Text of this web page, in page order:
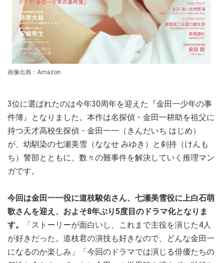
画像出典：Amazon
3位に選ばれたのは今年30周年を迎えた『金田一少年の事
件簿』となりました。本作は名探偵・金田一耕助を祖父に
持つ天才高校生探偵・金田一一（きんだいち はじめ）
が、幼馴染の七瀬美雪（ななせ みゆき）と剣持（けんも
ち）警部とともに、数々の難事件を解決していく推理マン
ガです。
今回は金田一一役に道枝駿佑さん、七瀬美雪役に上白石萌
歌さんを迎え、およそ8年ぶり5度目のドラマ化となりま
す。
「ストーリーが面白いし、これまで主役を演じた4人
が好きだった。道枝君の演技も好きなので、どんな金田一
になるのか楽しみ」「今回のドラマでは演じる俳優たちの